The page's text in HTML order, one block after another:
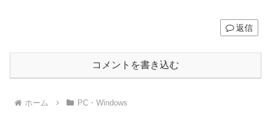
返信
コメントを書き込む
ホーム PC・Windows